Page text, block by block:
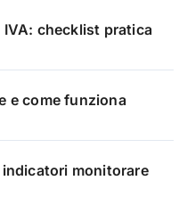
checklist pratica
e come funziona
monitorare